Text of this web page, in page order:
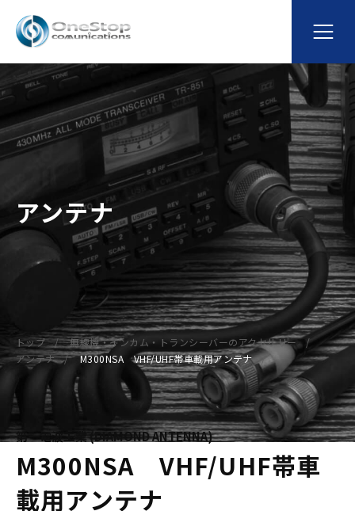
アンテナ
トップ
無線機・インカム・トランシーバーのアクセサリー
アンテナ
M300NSA VHF/UHF帯車載用アンテナ
第一電波工業 (DIAMOND ANTENNA)
M300NSA VHF/UHF帯車
載用アンテナ